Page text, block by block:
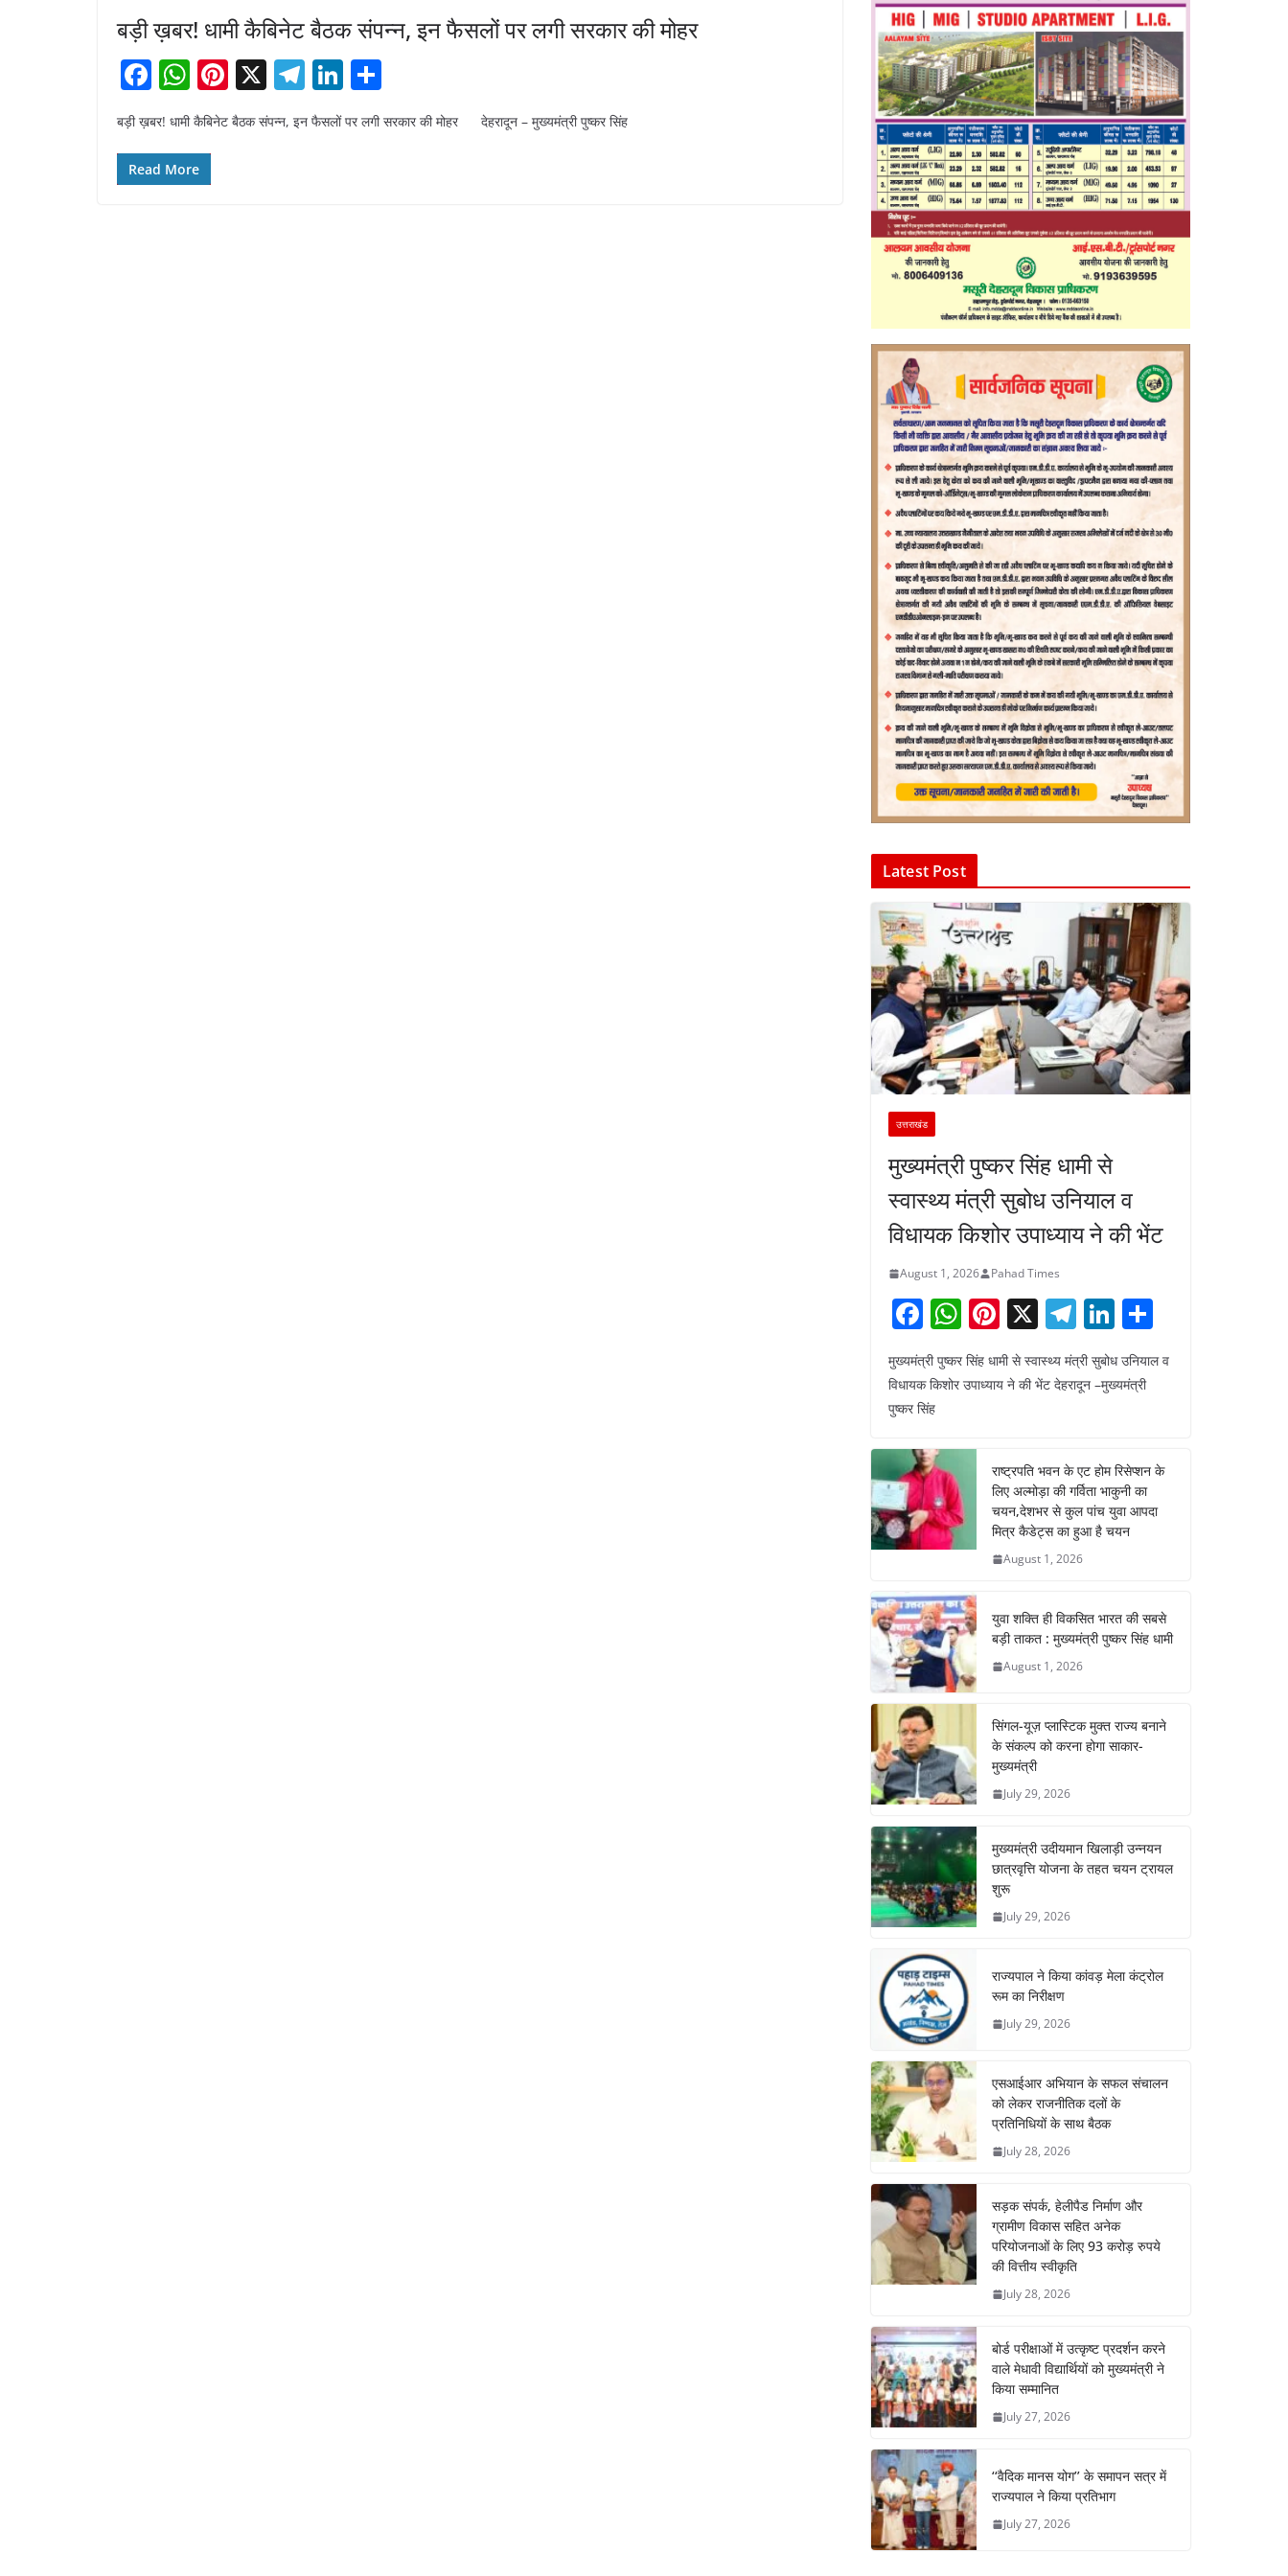
बड़ी ख़बर! धामी कैबिनेट बैठक संपन्न, इन फैसलों पर लगी सरकार की मोहर
F
c
e
b
W
h
at
s
A
Pi
nt
er
X T
el
e
Li
k ar
बड़ी ख़बर! धामी कैबिनेट बैठक संपन्न, इन फैसलों पर लगी सरकार की मोहर देहरादून – मुख्यमंत्री पुष्कर सिंह
Read More
Latest Post
उत्तराखंड
मुख्यमंत्री पुष्कर सिंह धामी से
स्वास्थ्य मंत्री सुबोध उनियाल व
विधायक किशोर उपाध्याय ने की भेंट
August 1, 2026 Pahad Times
F
a
c
e
o
o
k
W
h
at
p
Pi
nt
er
X T
el
e
gr
m
Li
n
k
n
ar
मुख्यमंत्री पुष्कर सिंह धामी से स्वास्थ्य मंत्री सुबोध उनियाल व
विधायक किशोर उपाध्याय ने की भेंट देहरादून –मुख्यमंत्री
पुष्कर सिंह
राष्ट्रपति भवन के एट होम रिसेप्शन के
लिए अल्मोड़ा की गर्विता भाकुनी का
चयन,देशभर से कुल पांच युवा आपदा
मित्र कैडेट्स का हुआ है चयन
August 1, 2026
युवा शक्ति ही विकसित भारत की सबसे
बड़ी ताकत : मुख्यमंत्री पुष्कर सिंह धामी
August 1, 2026
सिंगल-यूज़ प्लास्टिक मुक्त राज्य बनाने
के संकल्प को करना होगा साकार-
मुख्यमंत्री
July 29, 2026
मुख्यमंत्री उदीयमान खिलाड़ी उन्नयन
छात्रवृत्ति योजना के तहत चयन ट्रायल
शुरू
July 29, 2026
राज्यपाल ने किया कांवड़ मेला कंट्रोल
रूम का निरीक्षण
July 29, 2026
एसआईआर अभियान के सफल संचालन
को लेकर राजनीतिक दलों के
प्रतिनिधियों के साथ बैठक
July 28, 2026
सड़क संपर्क, हेलीपैड निर्माण और
ग्रामीण विकास सहित अनेक
परियोजनाओं के लिए 93 करोड़ रुपये
की वित्तीय स्वीकृति
July 28, 2026
बोर्ड परीक्षाओं में उत्कृष्ट प्रदर्शन करने
वाले मेधावी विद्यार्थियों को मुख्यमंत्री ने
किया सम्मानित
July 27, 2026
‘‘वैदिक मानस योग’’ के समापन सत्र में
राज्यपाल ने किया प्रतिभाग
July 27, 2026